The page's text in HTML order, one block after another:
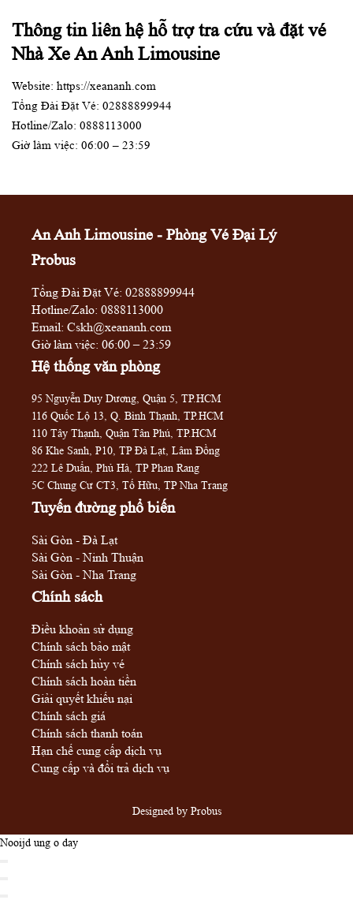
Thông tin liên hệ hỗ trợ tra cứu và đặt vé
Nhà Xe An Anh Limousine
Website: https://xeananh.com
Tổng Đài Đặt Vé: 02888899944
Hotline/Zalo: 0888113000
Giờ làm việc: 06:00 – 23:59
An Anh Limousine - Phòng Vé Đại Lý
Probus
Tổng Đài Đặt Vé:02888899944
Hotline/Zalo:0888113000
Email: Cskh@xeananh.com
Giờ làm việc: 06:00 – 23:59
Hệ thống văn phòng
95 Nguyễn Duy Dương, Quận 5, TP.HCM
116 Quốc Lộ 13, Q. Bình Thạnh, TP.HCM
110 Tây Thạnh, Quận Tân Phú, TP.HCM
86 Khe Sanh, P10, TP Đà Lạt, Lâm Đồng
222 Lê Duẩn, Phủ Hà, TP Phan Rang
5C Chung Cư CT3, Tố Hữu, TP Nha Trang
Tuyến đường phổ biến
Sài Gòn - Đà Lạt
Sài Gòn - Ninh Thuận
Sài Gòn - Nha Trang
Chính sách
Điều khoản sử dụng
Chính sách bảo mật
Chính sách hủy vé
Chính sách hoàn tiền
Giải quyết khiếu nại
Chính sách giá
Chính sách thanh toán
Hạn chế cung cấp dịch vụ
Cung cấp và đổi trả dịch vụ
Designed by Probus
Nooijd ung o day